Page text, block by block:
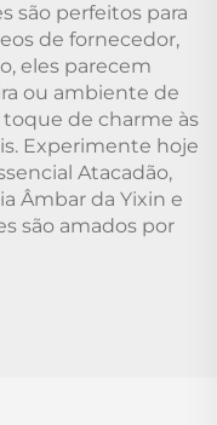
são perfeitos para
de fornecedor,
eles parecem
ou ambiente de
de charme às
Experimente hoje
Atacadão,
Âmbar da Yixin e
são amados por